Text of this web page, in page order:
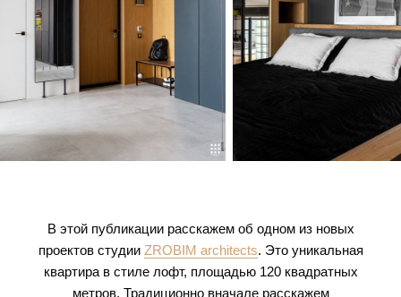
В этой публикации расскажем об одном из новых
проектов студии ZROBIM architects. Это уникальная
квартира в стиле лофт, площадью 120 квадратных
метров. Традиционно вначале расскажем